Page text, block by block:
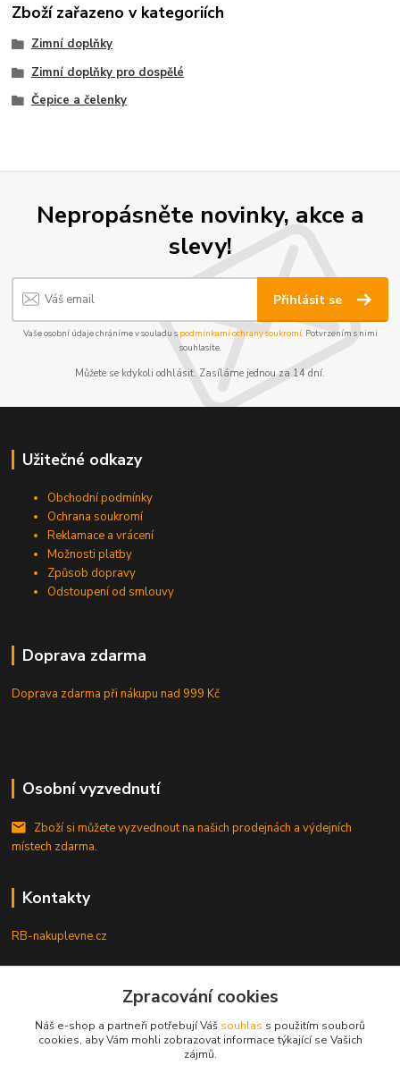
Zboží zařazeno v kategoriích
Zimní doplňky
Zimní doplňky pro dospělé
Čepice a čelenky
Nepropásněte novinky, akce a
slevy!
Přihlásit se
Vaše osobní údaje chráníme v souladu s podmínkami ochrany soukromí. Potvrzením s nimi
souhlasíte.
Můžete se kdykoli odhlásit. Zasíláme jednou za 14 dní.
Užitečné odkazy
Obchodní podmínky
Ochrana soukromí
Reklamace a vrácení
Možnosti platby
Způsob dopravy
Odstoupení od smlouvy
Doprava zdarma
Doprava zdarma při nákupunad 999 Kč
Osobní vyzvednutí
Zboží si můžete vyzvednout na našich prodejnách a výdejních
místech zdarma.
Kontakty
RB-nakuplevne.cz
+420 222722421
info@rb-nakuplevne.cz
Zpracování cookies
Náš e-shop a partneři potřebují Váš souhlas s použitím souborů
cookies, aby Vám mohli zobrazovat informace týkající se Vašich
zájmů.